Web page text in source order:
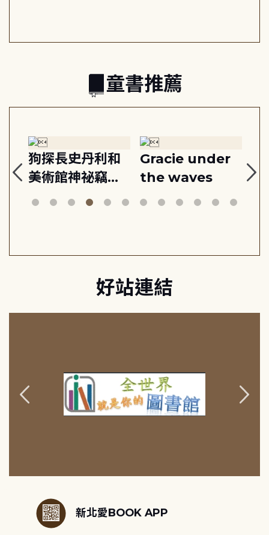
童書推薦
狗探長史丹利和
美術館神祕竊盜
案
Gracie under
the waves
好站連結
新北愛BOOK APP